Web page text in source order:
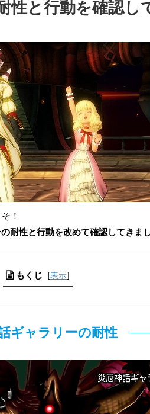
性と行動を確認し
！
耐性と行動を改めて確認してきま
もくじ [表示]
ギャラリーの耐性